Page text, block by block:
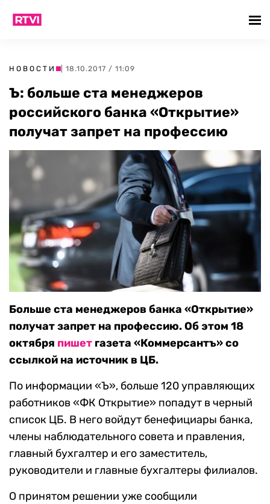
НОВОСТИ | 18.10.2017 / 11:09
Ъ: больше ста менеджеров
российского банка «Открытие»
получат запрет на профессию
Больше ста менеджеров банка «Открытие»
получат запрет на профессию. Об этом 18
октября пишет газета «Коммерсантъ» со
ссылкой на источник в ЦБ.
По информации «Ъ», больше 120 управляющих
работников «ФК Открытие» попадут в черный
список ЦБ. В него войдут бенефициары банка,
члены наблюдательного совета и правления,
главный бухгалтер и его заместитель,
руководители и главные бухгалтеры филиалов.
О принятом решении уже сообщили